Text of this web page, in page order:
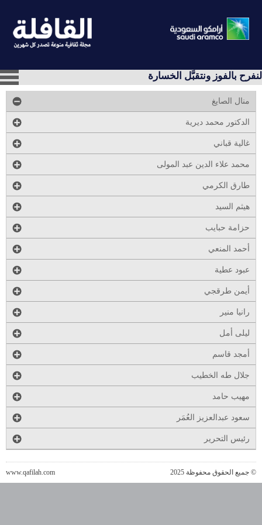
لنفرح بالفوز ونتقبَّل الخسارة
منال الصايغ
الدكتور محمد ديرية
غالية قباني
محمد علاء الدين عبد المولى
طارق الكرمي
هيثم السيد
حزامة حبايب
أحمد المنعي
عبود عطية
أيمن طرقجي
رانيا منير
ليلى أمل
أمجد قاسم
جلال طه الخطيب
مهيب حامد
سعود عبدالعزيز العُمَر
رئيس التحرير
www.qafilah.com © جميع الحقوق محفوظة 2025